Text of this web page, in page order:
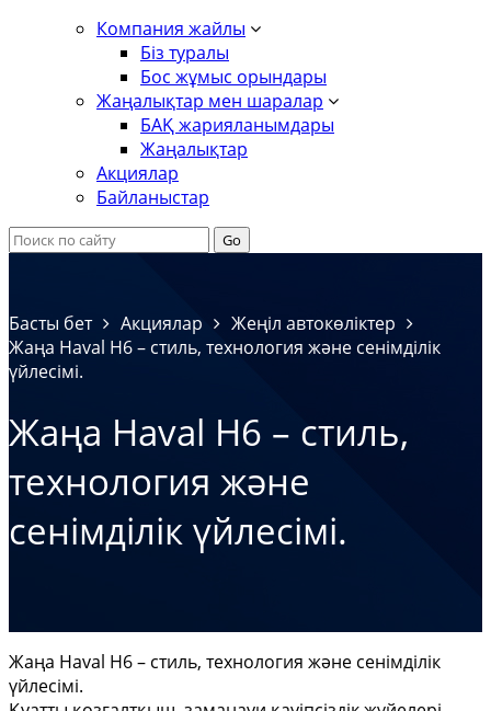
Компания жайлы
Біз туралы
Бос жұмыс орындары
Жаңалықтар мен шаралар
БАҚ жарияланымдары
Жаңалықтар
Акциялар
Байланыстар
Басты бет Акциялар
Жеңіл автокөліктер
Жаңа Haval H6 – стиль, технология және сенімділік
үйлесімі.
Жаңа Haval H6 – стиль,
технология және
сенімділік үйлесімі.
Жаңа Haval H6 – стиль, технология және сенімділік
үйлесімі.